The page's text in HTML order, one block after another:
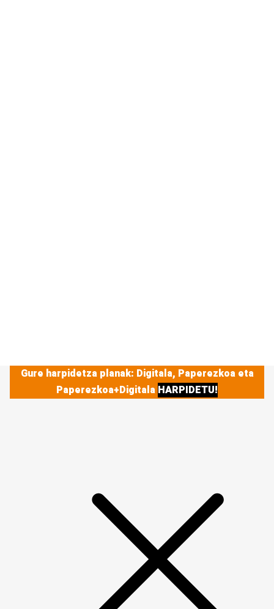
Gure harpidetza planak: Digitala, Paperezkoa eta
Paperezkoa+Digitala HARPIDETU!